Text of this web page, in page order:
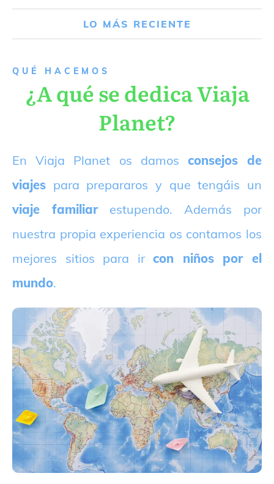
LO MÁS RECIENTE
QUÉ HACEMOS
¿A qué se dedica Viaja
Planet?
En Viaja Planet os damos consejos de
viajes para prepararos y que tengáis un
viaje familiarestupendo. Además por
nuestra propia experiencia os contamos los
mejores sitios para ircon niños por el
mundo.